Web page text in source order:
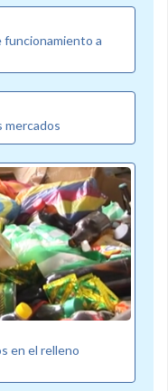
funcionamiento a
mercados
en el relleno